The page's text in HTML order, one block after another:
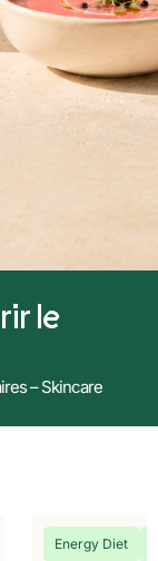
le
– Skincare
Energy Diet